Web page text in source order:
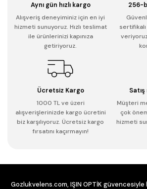
Aynı gün hızlı kargo
Alışveriş deneyiminiz için en iyi
hizmeti sunuyoruz. Hızlı teslimat
ile ürünlerinizi kapınıza
getiriyoruz.
256-
Ücretsiz Kargo
1000 TL ve üzeri
alışverişlerinizde kargo ücretini
biz karşılıyoruz. Ücretsiz kargo
fırsatını kaçırmayın!
Müşteri
çok
hizmeti
Gozlukvelens.com, IŞIN OPTİK